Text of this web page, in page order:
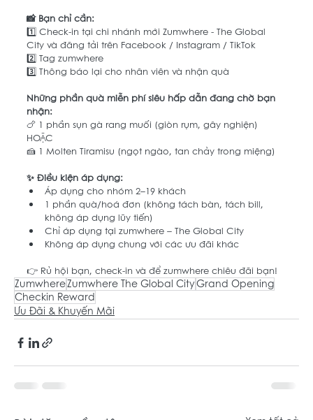
📸 Bạn chỉ cần:
1️⃣ Check-in tại chi nhánh mới Zumwhere - The Global
City và đăng tải trên Facebook / Instagram / TikTok
2️⃣ Tag zumwhere
3️⃣ Thông báo lại cho nhân viên và nhận quà
Những phần quà miễn phí siêu hấp dẫn đang chờ bạn
nhận:
🍗 1 phần sụn gà rang muối (giòn rụm, gây nghiện)
HOẶC
🍰 1 Molten Tiramisu (ngọt ngào, tan chảy trong miệng)
✨ Điều kiện áp dụng:
Áp dụng cho nhóm 2–19 khách
1 phần quà/hoá đơn (không tách bàn, tách bill,
không áp dụng lũy tiến)
Chỉ áp dụng tại zumwhere – The Global City
Không áp dụng chung với các ưu đãi khác
👉 Rủ hội bạn, check-in và để zumwhere chiêu đãi bạn!
ZumwhereZumwhere The Global CityGrand Opening
Checkin Reward
Ưu Đãi & Khuyến Mãi